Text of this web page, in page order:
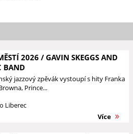
2026 / GAVIN SKEGGS AND
BAND
jazzový zpěvák vystoupí s hity Franka
Prince...
Liberec
Více